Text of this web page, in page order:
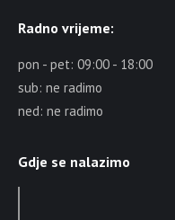
Radno vrijeme:
pon - pet: 09:00 - 18:00
sub: ne radimo
ned: ne radimo
Gdje se nalazimo